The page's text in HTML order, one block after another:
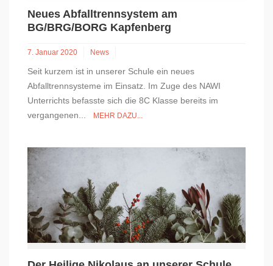
Neues Abfalltrennsystem am
BG/BRG/BORG Kapfenberg
7. Januar 2020 News
Seit kurzem ist in unserer Schule ein neues
Abfalltrennsysteme im Einsatz. Im Zuge des NAWI
Unterrichts befasste sich die 8C Klasse bereits im
vergangenen...
MEHR DAZU...